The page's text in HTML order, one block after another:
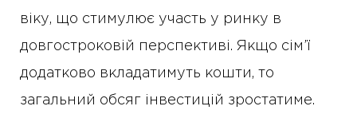
віку, що стимулює участь у ринку в
довгостроковій перспективі. Якщо сім’ї
додатково вкладатимуть кошти, то
загальний обсяг інвестицій зростатиме.